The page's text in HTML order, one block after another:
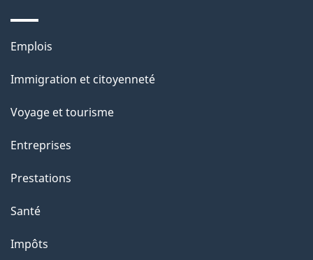
l
a
a
g
"
Thèmes
sujets
Emplois
Immigration et citoyenneté
Voyage et tourisme
Entreprises
Prestations
Santé
Impôts